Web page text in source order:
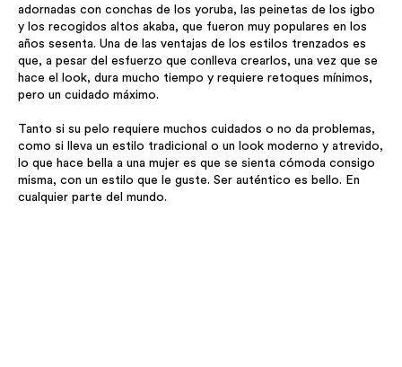
adornadas con conchas de los yoruba, las peinetas de los igbo
y los recogidos altos akaba, que fueron muy populares en los
años sesenta. Una de las ventajas de los estilos trenzados es
que, a pesar del esfuerzo que conlleva crearlos, una vez que se
hace el look, dura mucho tiempo y requiere retoques mínimos,
pero un cuidado máximo.
Tanto si su pelo requiere muchos cuidados o no da problemas,
como si lleva un estilo tradicional o un look moderno y atrevido,
lo que hace bella a una mujer es que se sienta cómoda consigo
misma, con un estilo que le guste. Ser auténtico es bello. En
cualquier parte del mundo.